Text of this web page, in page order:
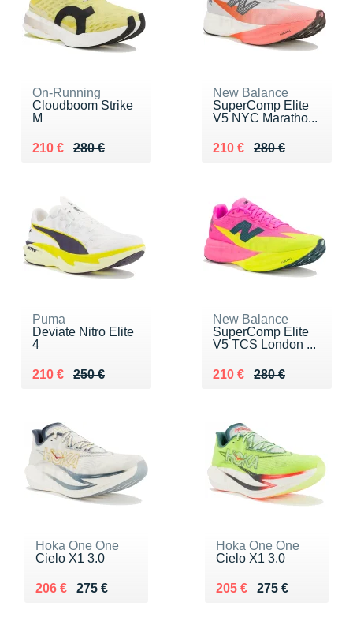
On-Running
Cloudboom Strike
M
280 €
Au lieu de 280 €
210 €
Vendu 210 €
New Balance
SuperComp Elite
V5 NYC Maratho...
280 €
Au lieu de 280 €
210 €
Vendu 210 €
Puma
Deviate Nitro Elite
4
250 €
Au lieu de 250 €
210 €
Vendu 210 €
New Balance
SuperComp Elite
V5 TCS London ...
280 €
Au lieu de 280 €
210 €
Vendu 210 €
Hoka One One
Cielo X1 3.0
275 €
Au lieu de 275 €
206 €
Vendu 206 €
Hoka One One
Cielo X1 3.0
275 €
Au lieu de 275 €
205 €
Vendu 205 €